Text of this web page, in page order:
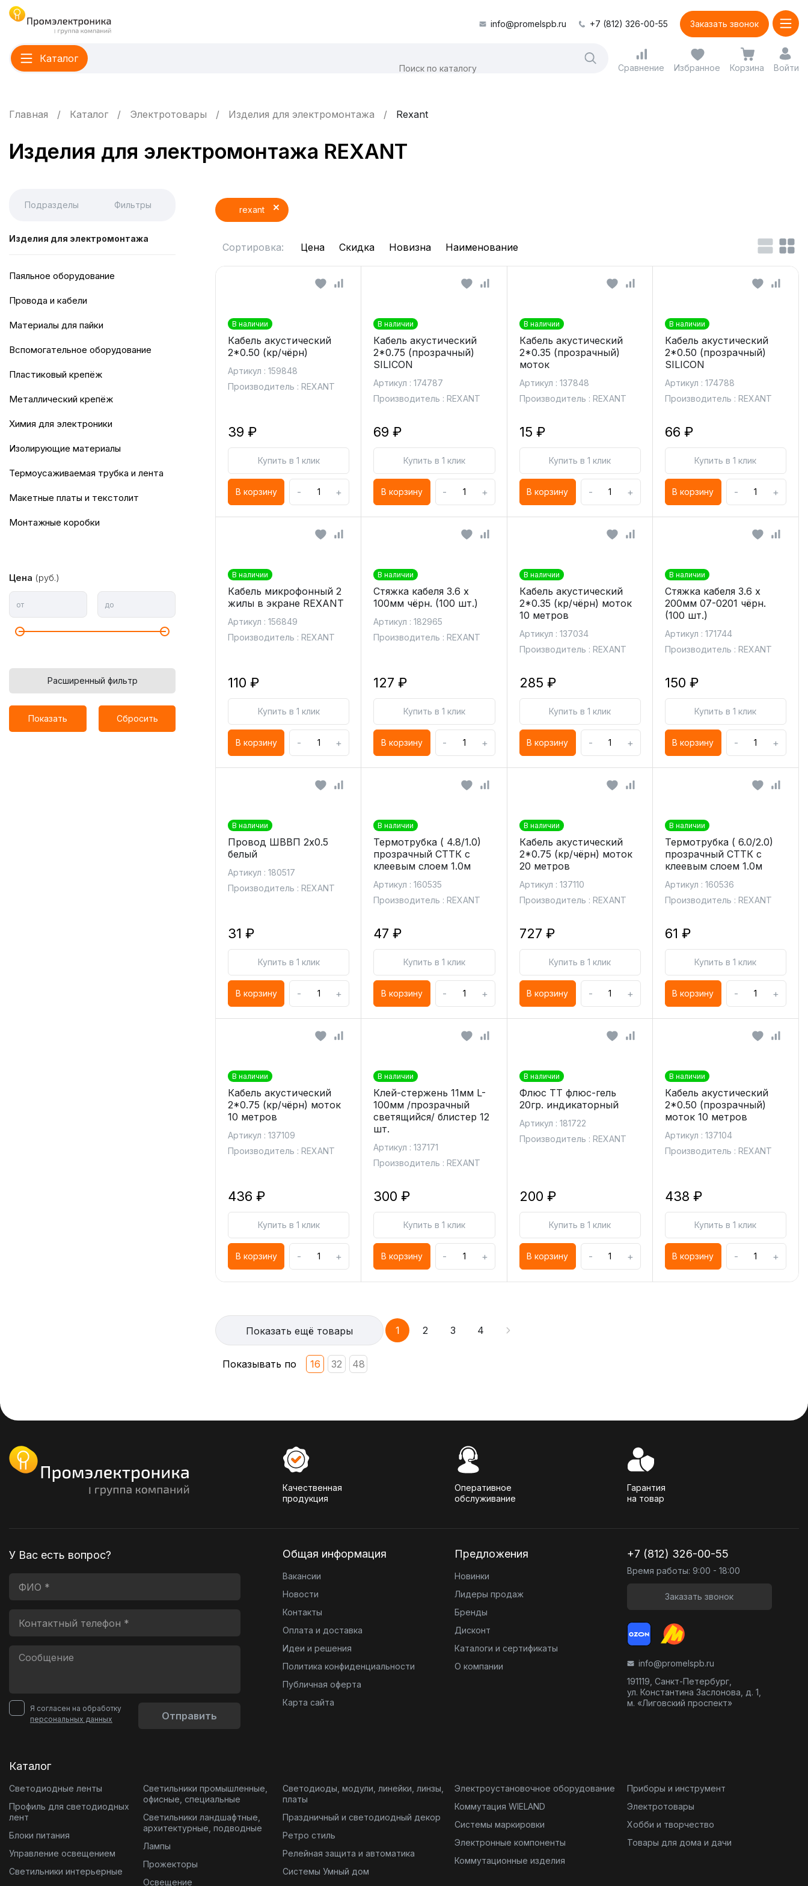
info@promelspb.ru +7 (812) 326-00-55 Заказать звонок
Каталог
Сравнение Избранное Корзина Войти
Главная Каталог Электротовары Изделия для электромонтажа Rexant
Изделия для электромонтажа REXANT
Подразделы Фильтры
Изделия для электромонтажа
Паяльное оборудование
Провода и кабели
Материалы для пайки
Вспомогательное оборудование
Пластиковый крепёж
Металлический крепёж
Химия для электроники
Изолирующие материалы
Термоусаживаемая трубка и лента
Макетные платы и текстолит
Монтажные коробки
Цена (руб.)
от до
Расширенный фильтр
Показать Сбросить
rexant
Сортировка: Цена Скидка Новизна Наименование
В наличии
Кабель акустический
2*0.50 (кр/чёрн)
Артикул : 159848
Производитель : REXANT
39 ₽
Купить в 1 клик
В корзину - +
В наличии
Кабель акустический
2*0.75 (прозрачный)
SILICON
Артикул : 174787
Производитель : REXANT
69 ₽
Купить в 1 клик
В корзину - +
В наличии
Кабель акустический
2*0.35 (прозрачный)
моток
Артикул : 137848
Производитель : REXANT
15 ₽
Купить в 1 клик
В корзину - +
В наличии
Кабель акустический
2*0.50 (прозрачный)
SILICON
Артикул : 174788
Производитель : REXANT
66 ₽
Купить в 1 клик
В корзину - +
В наличии
Кабель микрофонный 2
жилы в экране REXANT
Артикул : 156849
Производитель : REXANT
110 ₽
Купить в 1 клик
В корзину - +
В наличии
Стяжка кабеля 3.6 х
100мм чёрн. (100 шт.)
Артикул : 182965
Производитель : REXANT
127 ₽
Купить в 1 клик
В корзину - +
В наличии
Кабель акустический
2*0.35 (кр/чёрн) моток
10 метров
Артикул : 137034
Производитель : REXANT
285 ₽
Купить в 1 клик
В корзину - +
В наличии
Стяжка кабеля 3.6 х
200мм 07-0201 чёрн.
(100 шт.)
Артикул : 171744
Производитель : REXANT
150 ₽
Купить в 1 клик
В корзину - +
В наличии
Провод ШВВП 2х0.5
белый
Артикул : 180517
Производитель : REXANT
31 ₽
Купить в 1 клик
В корзину - +
В наличии
Термотрубка ( 4.8/1.0)
прозрачный СТТК с
клеевым слоем 1.0м
Артикул : 160535
Производитель : REXANT
47 ₽
Купить в 1 клик
В корзину - +
В наличии
Кабель акустический
2*0.75 (кр/чёрн) моток
20 метров
Артикул : 137110
Производитель : REXANT
727 ₽
Купить в 1 клик
В корзину - +
В наличии
Термотрубка ( 6.0/2.0)
прозрачный СТТК с
клеевым слоем 1.0м
Артикул : 160536
Производитель : REXANT
61 ₽
Купить в 1 клик
В корзину - +
В наличии
Кабель акустический
2*0.75 (кр/чёрн) моток
10 метров
Артикул : 137109
Производитель : REXANT
436 ₽
Купить в 1 клик
В корзину - +
В наличии
Клей-стержень 11мм L-
100мм /прозрачный
светящийся/ блистер 12
шт.
Артикул : 137171
Производитель : REXANT
300 ₽
Купить в 1 клик
В корзину - +
В наличии
Флюс ТТ флюс-гель
20гр. индикаторный
Артикул : 181722
Производитель : REXANT
200 ₽
Купить в 1 клик
В корзину - +
В наличии
Кабель акустический
2*0.50 (прозрачный)
моток 10 метров
Артикул : 137104
Производитель : REXANT
438 ₽
Купить в 1 клик
В корзину - +
Показать ещё товары 1 2 3 4
Показывать по 16 32 48
Качественная
продукция
Оперативное
обслуживание
Гарантия
на товар
У Вас есть вопрос?
Я согласен на обработку
персональных данных
Отправить
Общая информация
Вакансии
Новости
Контакты
Оплата и доставка
Идеи и решения
Политика конфиденциальности
Публичная оферта
Карта сайта
Предложения
Новинки
Лидеры продаж
Бренды
Дисконт
Каталоги и сертификаты
О компании
+7 (812) 326-00-55
Время работы: 9:00 - 18:00
Заказать звонок
info@promelspb.ru
191119, Санкт-Петербург,
ул. Константина Заслонова, д. 1,
м. «Лиговский проспект»
Каталог
Светодиодные ленты
Профиль для светодиодных
лент
Блоки питания
Управление освещением
Светильники интерьерные
Светильники промышленные,
офисные, специальные
Светильники ландшафтные,
архитектурные, подводные
Лампы
Прожекторы
Освещение
Светодиоды, модули, линейки, линзы,
платы
Праздничный и светодиодный декор
Ретро стиль
Релейная защита и автоматика
Системы Умный дом
Электроустановочное оборудование
Коммутация WIELAND
Системы маркировки
Электронные компоненты
Коммутационные изделия
Приборы и инструмент
Электротовары
Хобби и творчество
Товары для дома и дачи